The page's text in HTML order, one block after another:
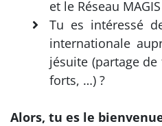
et le Réseau
Tu es intéressé
internationale
jésuite (partage
forts, …) ?
Alors, tu es le